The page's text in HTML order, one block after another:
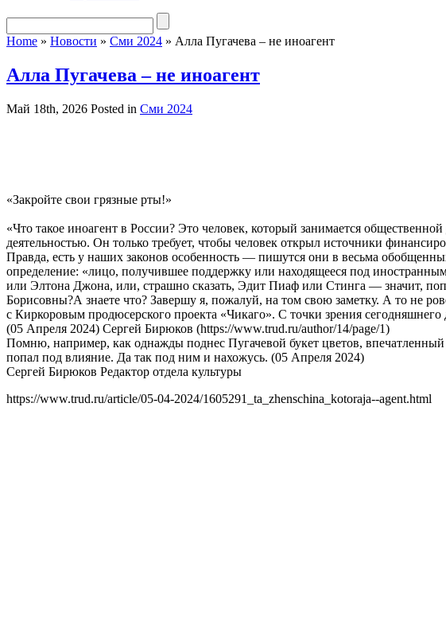
Home » Новости » Сми 2024 » Алла Пугачева – не иноагент
Алла Пугачева – не иноагент
Май 18th, 2026 Posted in Сми 2024
«Закройте свои грязные рты!»
«Что такое иноагент в России? Это человек, который занимается
деятельностью. Он только требует, чтобы человек открыл источники
Правда, есть у наших законов особенность — пишутся они в весьма
определение: «лицо, получившее поддержку или находящееся под
или Элтона Джона, или, страшно сказать, Эдит Пиаф или Стинга — значит,
Борисовны?А знаете что? Завершу я, пожалуй, на том свою заметку. А то не
с Киркоровым продюсерского проекта «Чикаго». С точки зрения
(05 Апреля 2024) Сергей Бирюков (https://www.trud.ru/author/14/page/1)
Помню, например, как однажды поднес Пугачевой букет цветов,
попал под влияние. Да так под ним и нахожусь. (05 Апреля 2024)
Сергей Бирюков Редактор отдела культуры
https://www.trud.ru/article/05-04-2024/1605291_ta_zhenschina_kotoraja--agent.html